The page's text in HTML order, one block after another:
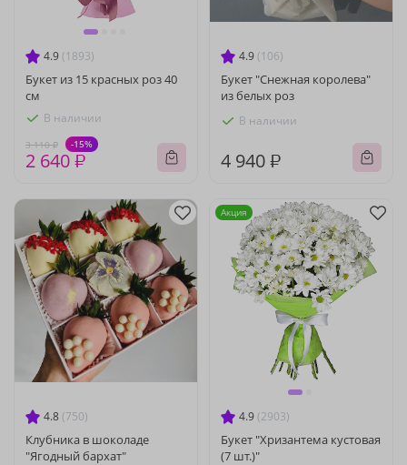
4.9 (1893)
Букет из 15 красных роз 40
см
В наличии
3 110 ₽ -15%
2 640 ₽
4.9 (106)
Букет "Снежная королева"
из белых роз
В наличии
4 940 ₽
4.8 (750)
Клубника в шоколаде
"Ягодный бархат"
4.9 (2903)
Букет "Хризантема кустовая
(7 шт.)"
Акция